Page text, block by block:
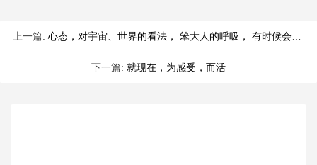
上一篇: 心态，对宇宙、世界的看法， 笨大人的呼吸， 有时候会被这些左右
下一篇: 就现在，为感受，而活